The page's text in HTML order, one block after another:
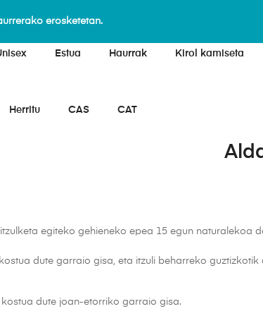
erosketetan.
Estua Haurrak Kirol kamiseta
Herritu CAS CAT
egiteko gehieneko epea 15 egun naturalekoa
dute garraio gisa, eta itzuli beharreko
dute joan-etorriko garraio gisa.